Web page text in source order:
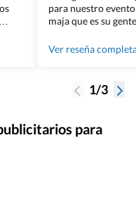
para nuestro
maja que es su
100%
Ver reseña
1/3
para